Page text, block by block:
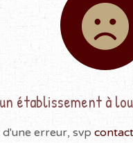
établissement à
d'une erreur, svp